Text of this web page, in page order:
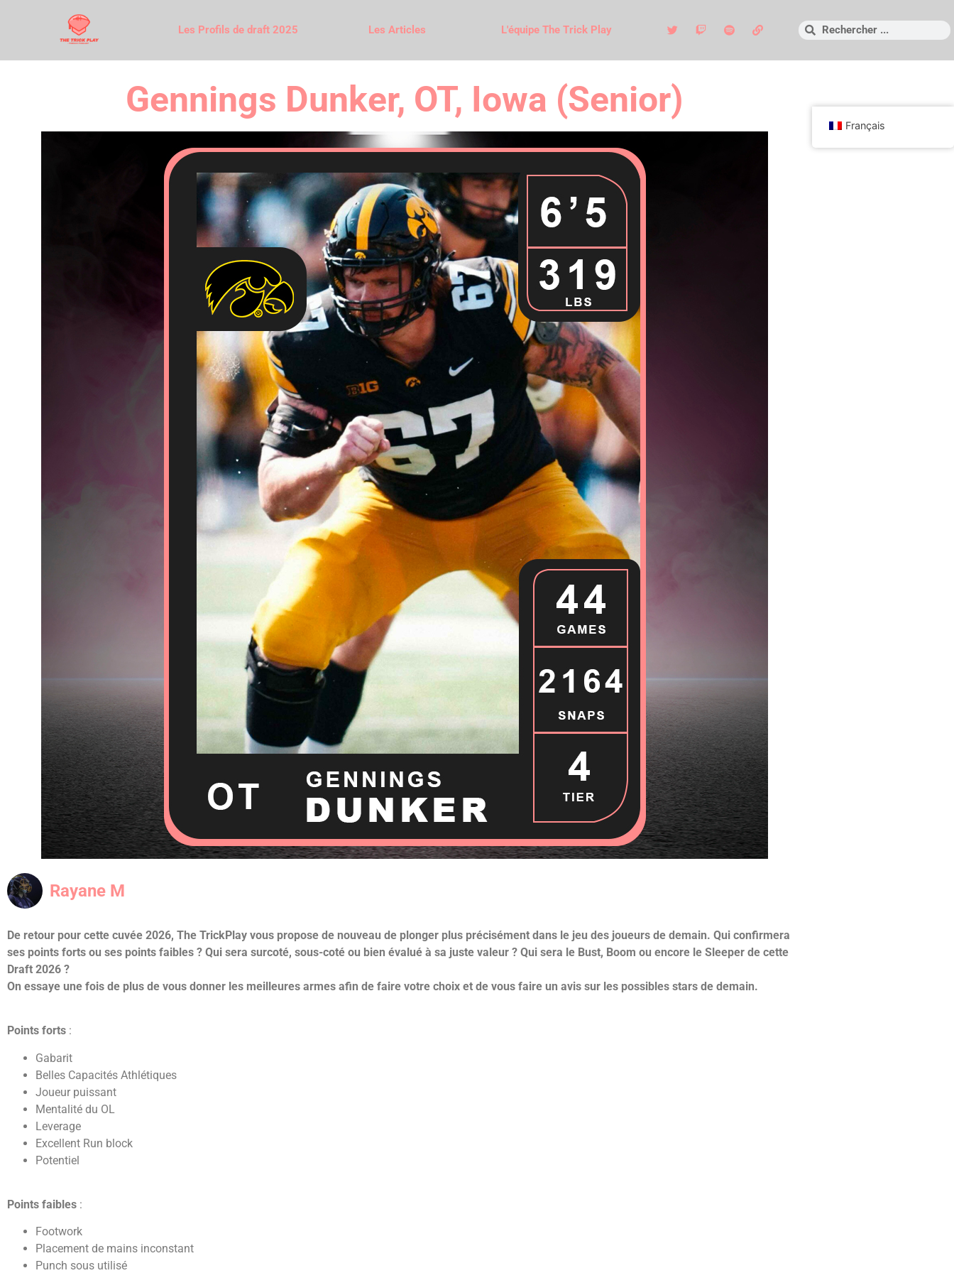
Les Profils de draft 2025 Les Articles L'équipe The Trick Play
Gennings Dunker, OT, Iowa (Senior)
Rayane M
De retour pour cette cuvée 2026, The TrickPlay vous propose de nouveau de plonger plus précisément dans le jeu des joueurs de demain. Qui confirmera
ses points forts ou ses points faibles ? Qui sera surcoté, sous-coté ou bien évalué à sa juste valeur ? Qui sera le Bust, Boom ou encore le Sleeper de cette
Draft 2026 ?
On essaye une fois de plus de vous donner les meilleures armes afin de faire votre choix et de vous faire un avis sur les possibles stars de demain.
Points forts :
Gabarit
Belles Capacités Athlétiques
Joueur puissant
Mentalité du OL
Leverage
Excellent Run block
Potentiel
Points faibles :
Footwork
Placement de mains inconstant
Punch sous utilisé
Français